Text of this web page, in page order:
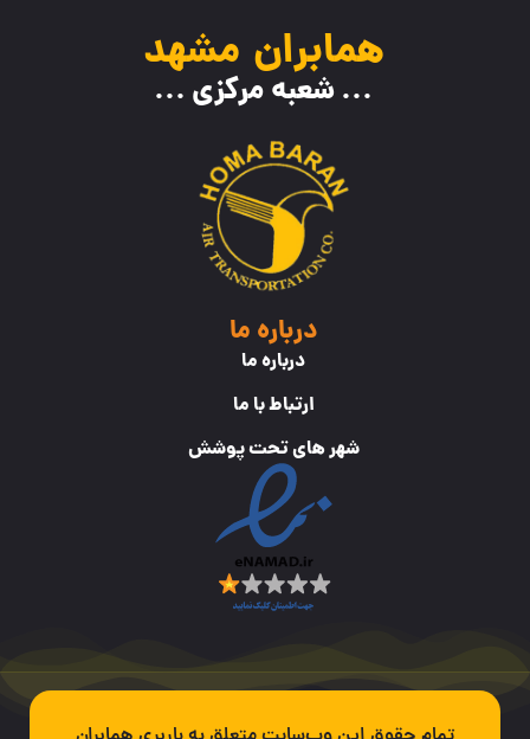
همابران مشهد
... شعبه مرکزی ...
درباره ما
درباره ما
ارتباط با ما
شهر های تحت پوشش